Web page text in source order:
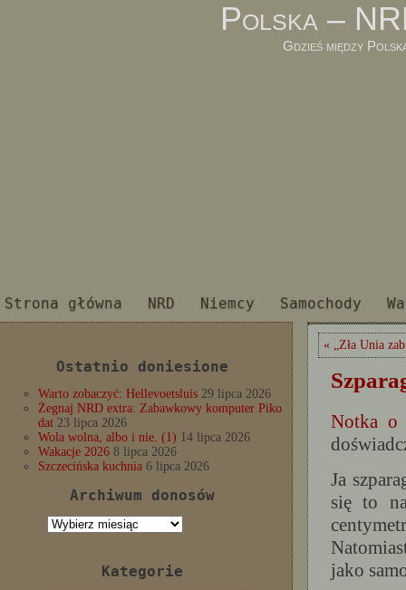
Polska –
Gdzieś między
Strona główna NRD Niemcy Samochody
Ostatnio doniesione
Warto zobaczyć: Hellevoetsluis 29 lipca 2026
Żegnaj NRD extra: Zabawkowy komputer Piko
dat 23 lipca 2026
Wola wolna, albo i nie. (1) 14 lipca 2026
Wakacje 2026 8 lipca 2026
Szczecińska kuchnia 6 lipca 2026
Archiwum donosów
Archiwum
Kategorie
« „Zła Unia
Notka o
Ja
się to
jako